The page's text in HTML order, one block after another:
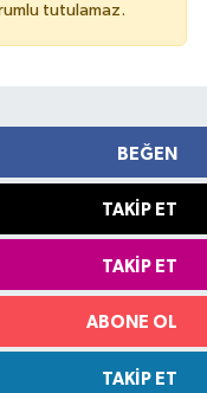
tutulamaz.
BEĞEN
TAKIP ET
TAKIP ET
ABONE OL
TAKIP ET